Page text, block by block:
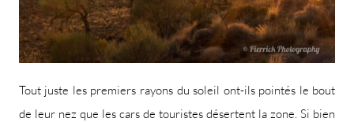
Tout juste les premiers rayons du soleil ont-ils pointés le bout
de leur nez que les cars de touristes désertent la zone. Si bien